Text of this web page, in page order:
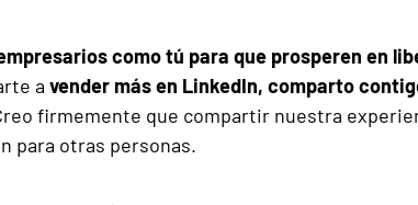
como tú para que prosperen en
a vender más en LinkedIn, comparto
firmemente que compartir nuestra
para otras personas.